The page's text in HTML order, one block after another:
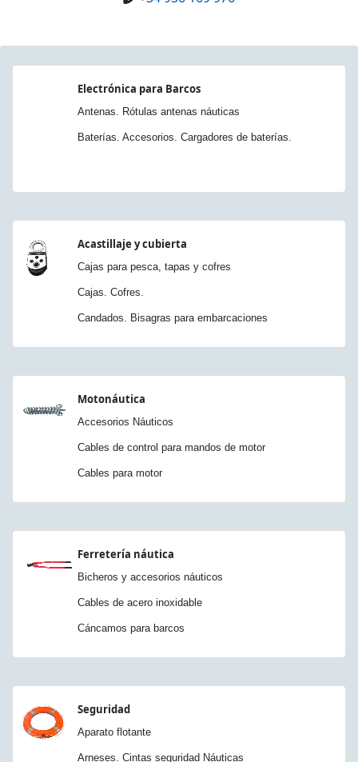
Electrónica para Barcos
Antenas. Rótulas antenas náuticas
Baterías. Accesorios. Cargadores de baterías.
Acastillaje y cubierta
Cajas para pesca, tapas y cofres
Cajas. Cofres.
Candados. Bisagras para embarcaciones
Motonáutica
Accesorios Náuticos
Cables de control para mandos de motor
Cables para motor
Ferretería náutica
Bicheros y accesorios náuticos
Cables de acero inoxidable
Cáncamos para barcos
Seguridad
Aparato flotante
Arneses. Cintas seguridad Náuticas